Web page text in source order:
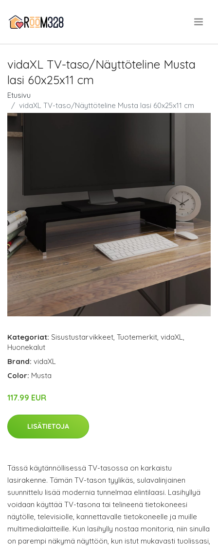
vidaXL TV-taso/Näyttöteline Musta
lasi 60x25x11 cm
Etusivu
vidaXL TV-taso/Näyttöteline Musta lasi 60x25x11 cm
Kategoriat: Sisustustarvikkeet, Tuotemerkit, vidaXL,
Huonekalut
Brand: vidaXL
Color: Musta
117.99 EUR
LISÄTIETOJA
Tässä käytännöllisessä TV-tasossa on karkaistu
lasirakenne. Tämän TV-tason tyylikäs, sulavalinjainen
suunnittelu lisää modernia tunnelmaa elintilaasi. Lasihyllyä
voidaan käyttää TV-tasona tai telineenä tietokoneesi
näytölle, televisiolle, kannettavalle tietokoneelle ja muille
multimedialaitteille. Kun lasihylly nostaa monitoria, niin sinulla
on parempi näkymä näyttöön, kun istut mukavasti tuolissasi,